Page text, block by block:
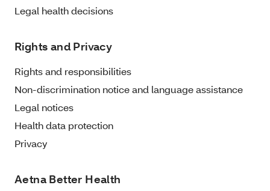
Legal health decisions
Rights and Privacy
Rights and responsibilities
Non-discrimination notice and language assistance
Legal notices
Health data protection
Privacy
Aetna Better Health